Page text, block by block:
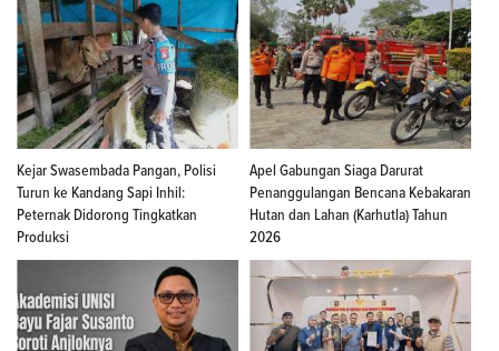
Kejar Swasembada Pangan, Polisi
Turun ke Kandang Sapi Inhil:
Peternak Didorong Tingkatkan
Produksi
Apel Gabungan Siaga Darurat
Penanggulangan Bencana Kebakaran
Hutan dan Lahan (Karhutla) Tahun
2026